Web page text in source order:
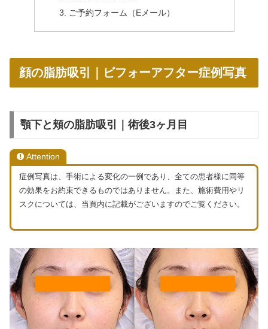
ご予約フォーム（Eメール）
顔の脂肪吸引｜ビフォーアフター症例写真
顎下と頬の脂肪吸引｜術後3ヶ月目
Attention
症例写真は、手術による変化の一例であり、全ての患者様に同等
の効果をお約束できるものではありません。また、施術費用やリ
スクについては、当頁内に記載がございますのでご覧ください。